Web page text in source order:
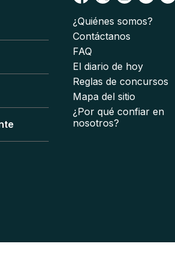
¿Quiénes somos?
Contáctanos
FAQ
El diario de hoy
Reglas de concursos
Mapa del sitio
¿Por qué confiar en
nosotros?